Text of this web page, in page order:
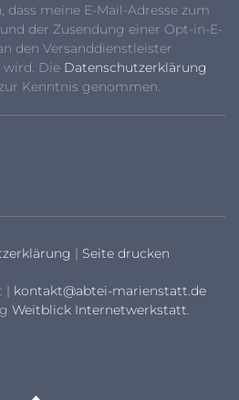
dass meine E-Mail-Adresse zum
der Zusendung einer Opt-in-E-
den Versanddienstleister
Die Datenschutzerklärung
Kenntnis genommen.
| Seite drucken
| kontakt@abtei-marienstatt.de
Weitblick Internetwerkstatt.